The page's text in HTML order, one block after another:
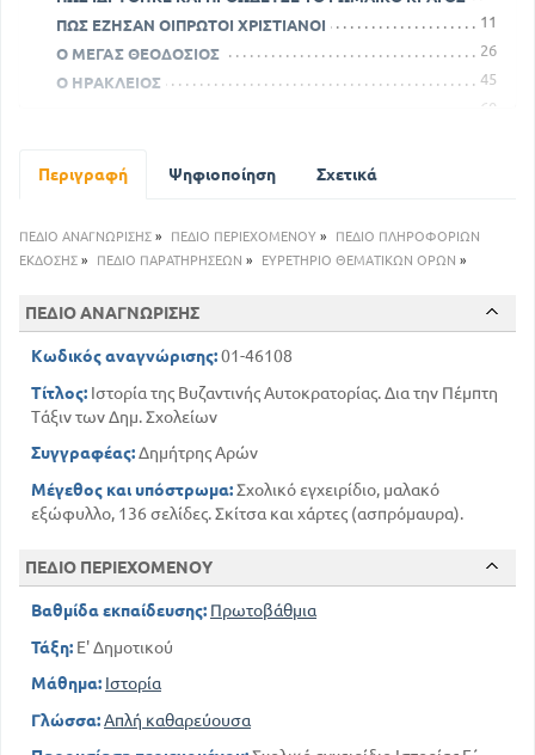
ΠΩΣ ΕΖΗΣΑΝ ΟΙΠΡΩΤΟΙ ΧΡΙΣΤΙΑΝΟΙ
11
Ο ΜΕΓΑΣ ΘΕΟΔΟΣΙΟΣ
26
Ο ΗΡΑΚΛΕΙΟΣ
45
60
ΟΙ ΣΤΑΥΡΟΦΟΡΙΕΣ
ΕΦΕΥΡΕΣΕΙΣ ΚΑΙ ΑΝΑΚΑΛΥΨΕΙΣ
Περιγραφή Ψηφιοποίηση Σχετικά
ΠΕΔΙΟ ΑΝΑΓΝΩΡΙΣΗΣ » ΠΕΔΙΟ ΠΕΡΙΕΧΟΜΕΝΟΥ »
ΠΕΔΙΟ ΠΛΗΡΟΦΟΡΙΩΝ
ΕΚΔΟΣΗΣ » ΠΕΔΙΟ ΠΑΡΑΤΗΡΗΣΕΩΝ » ΕΥΡΕΤΗΡΙΟ ΘΕΜΑΤΙΚΩΝ ΟΡΩΝ »
ΠΕΔΙΟ ΑΝΑΓΝΩΡΙΣΗΣ
Κωδικός αναγνώρισης:01-46108
Τίτλος: Ιστορία της Βυζαντινής Αυτοκρατορίας. Δια την Πέμπτη
Τάξιν των Δημ. Σχολείων
Συγγραφέας:Δημήτρης Αρών
Μέγεθος και υπόστρωμα:Σχολικό εγχειρίδιο, μαλακό
εξώφυλλο, 136 σελίδες. Σκίτσα και χάρτες (ασπρόμαυρα).
ΠΕΔΙΟ ΠΕΡΙΕΧΟΜΕΝΟΥ
Βαθμίδα εκπαίδευσης: Πρωτοβάθμια
Τάξη: Ε' Δημοτικού
Μάθημα: Ιστορία
Γλώσσα:Απλή καθαρεύουσα